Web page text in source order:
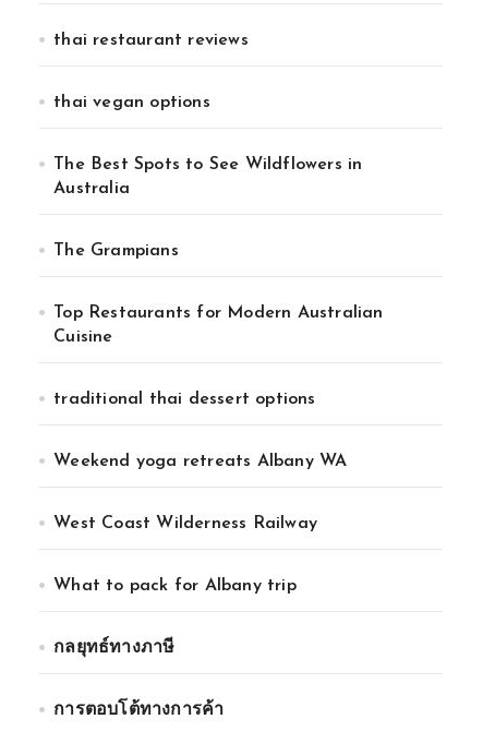
thai restaurant reviews
thai vegan options
The Best Spots to See Wildflowers in
Australia
The Grampians
Top Restaurants for Modern Australian
Cuisine
traditional thai dessert options
Weekend yoga retreats Albany WA
West Coast Wilderness Railway
What to pack for Albany trip
กลยุทธ์ทางภาษี
การตอบโต้ทางการค้า